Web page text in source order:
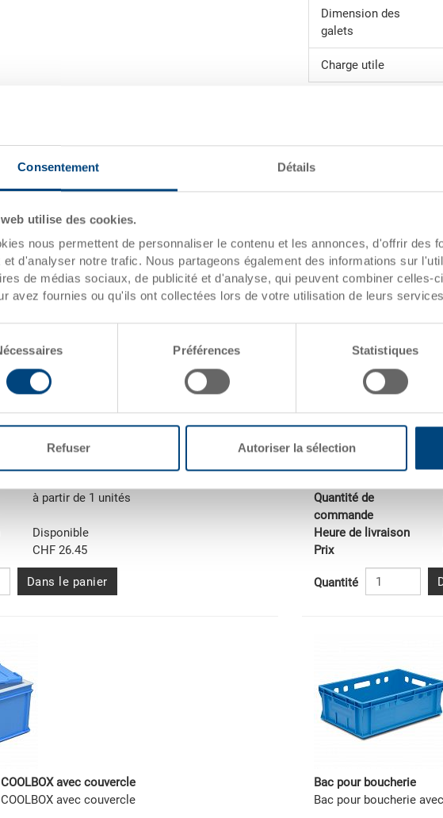
Consentement Détails
utilise des cookies.
nous permettent de personnaliser le contenu et les annonces, d'offrir des
et d'analyser notre trafic. Nous partageons également des informations sur
de médias sociaux, de publicité et d'analyse, qui peuvent combiner celles-
avez fournies ou qu'ils ont collectées lors de votre utilisation de leurs
Préférences Statistiques
Refuser Autoriser la sélection
Dimension des
galets
Charge utile
Le chariot de transport
charges sans
le chariot de transport
plusieurs centaines de
Adapté aux dimensions
fond plein
600 x 400 x 117 mm
à partir de 1 unités
Disponible
CHF 26.45
Dans le panier
Dimensions
Quantité de
commande
Heure de livraison
Prix
Quantité
avec couvercle
avec couvercle
Bac pour boucherie
Bac pour boucherie